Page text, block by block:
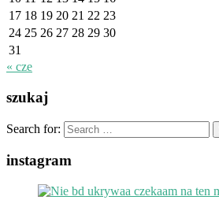
17 18 19 20 21 22 23
24 25 26 27 28 29 30
31
« cze
szukaj
Search for:
instagram